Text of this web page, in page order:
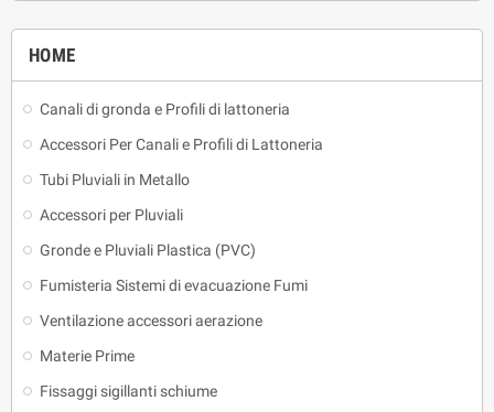
HOME
Canali di gronda e Profili di lattoneria
Accessori Per Canali e Profili di Lattoneria
Tubi Pluviali in Metallo
Accessori per Pluviali
Gronde e Pluviali Plastica (PVC)
Fumisteria Sistemi di evacuazione Fumi
Ventilazione accessori aerazione
Materie Prime
Fissaggi sigillanti schiume